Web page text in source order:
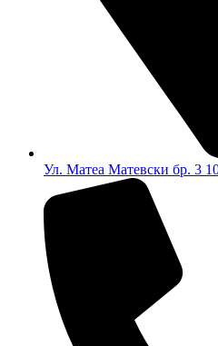
Ул. Матеа Матевски бр. 3